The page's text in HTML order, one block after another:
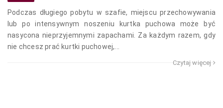
Podczas długiego pobytu w szafie, miejscu przechowywania
lub po intensywnym noszeniu kurtka puchowa może być
nasycona nieprzyjemnymi zapachami. Za każdym razem, gdy
nie chcesz prać kurtki puchowej,...
Czytaj więcej